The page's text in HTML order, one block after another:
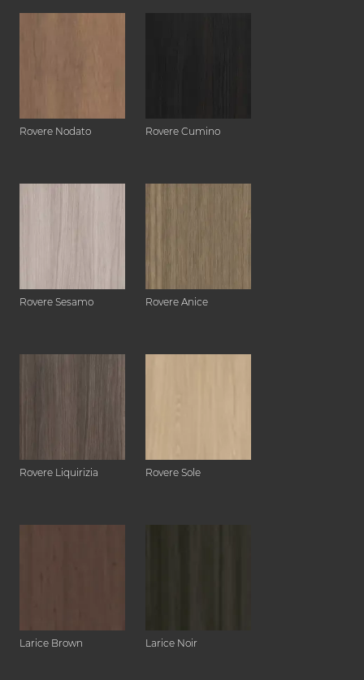
Rovere Nodato Rovere Cumino
Rovere Sesamo Rovere Anice
Rovere Liquirizia Rovere Sole
Larice Brown Larice Noir